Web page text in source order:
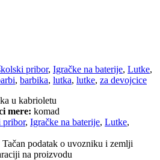
pribor, Igračke na baterije, Lutke,
, barbika, lutka, lutke, za devojcice
u kabrioletu
mere: komad
pribor, Igračke na baterije, Lutke,
Tačan podatak o uvozniku i zemlji
na proizvodu